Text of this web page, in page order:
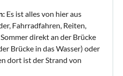
Es ist alles von hier aus
Fahrradfahren, Reiten,
direkt an der Brücke
Brücke in das Wasser) oder
dort ist der Strand von